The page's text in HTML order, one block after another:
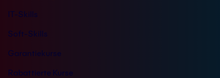
IT-Skills
Soft-Skills
Garantiekurse
Rabattierte Kurse